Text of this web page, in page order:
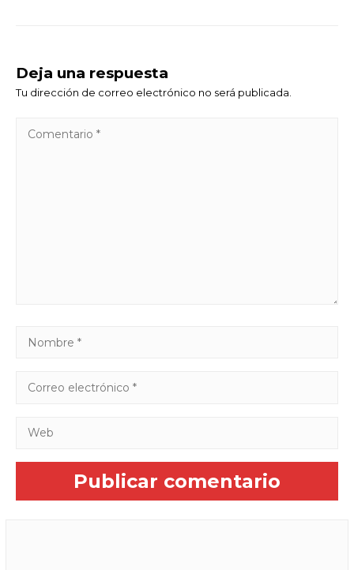
Deja una respuesta
Tu dirección de correo electrónico no será publicada.